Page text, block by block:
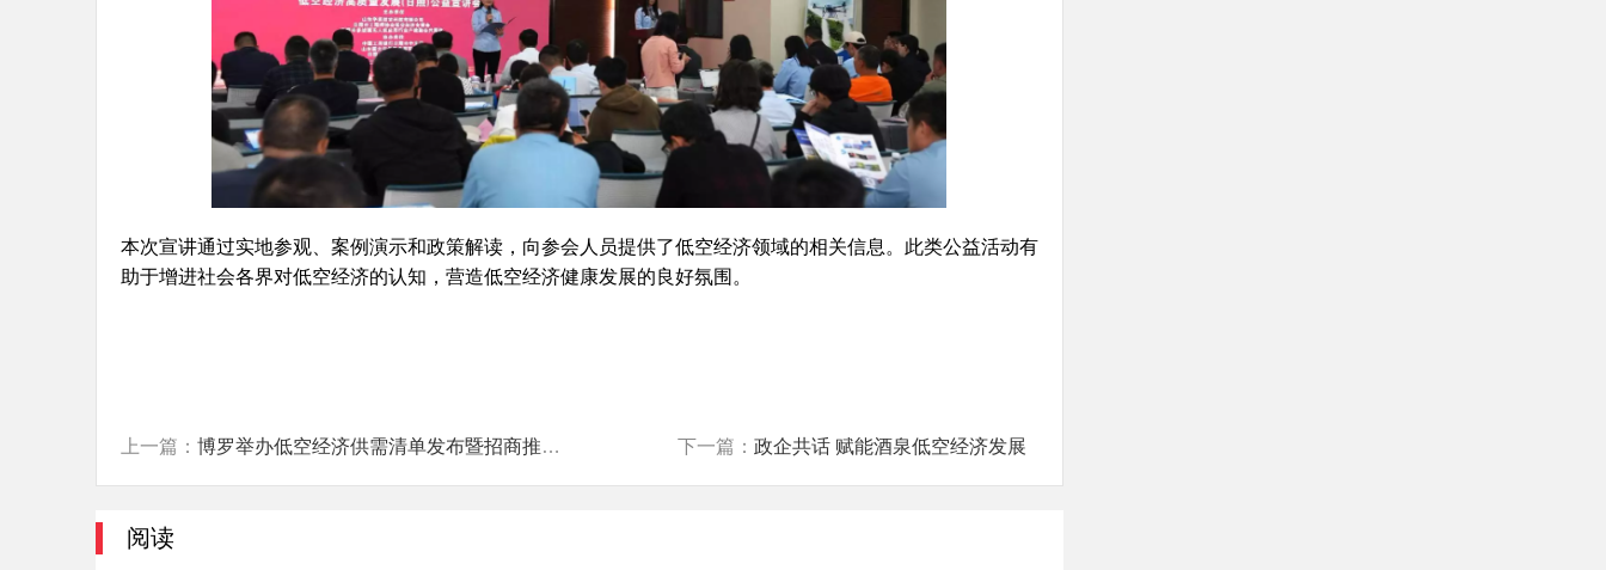
本次宣讲通过实地参观、案例演示和政策解读，向参会人员提供了低空经济领域的相关信息。此类公益活动有
助于增进社会各界对低空经济的认知，营造低空经济健康发展的良好氛围。
上一篇： 博罗举办低空经济供需清单发布暨招商推介会 下一篇： 政企共话 赋能酒泉低空经济发展
阅读